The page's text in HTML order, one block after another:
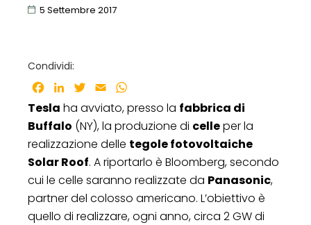
5 Settembre 2017
Condividi:
Facebook
LinkedInTwitter
Email
Tesla ha avviato, presso la fabbrica di
Buffalo (NY), la produzione di celleper la
realizzazione delle tegole fotovoltaiche
Solar Roof. A riportarlo è Bloomberg, secondo
cui le celle saranno realizzate da Panasonic,
partner del colosso americano. L’obiettivo è
quello di realizzare, ogni anno, circa 2 GW di